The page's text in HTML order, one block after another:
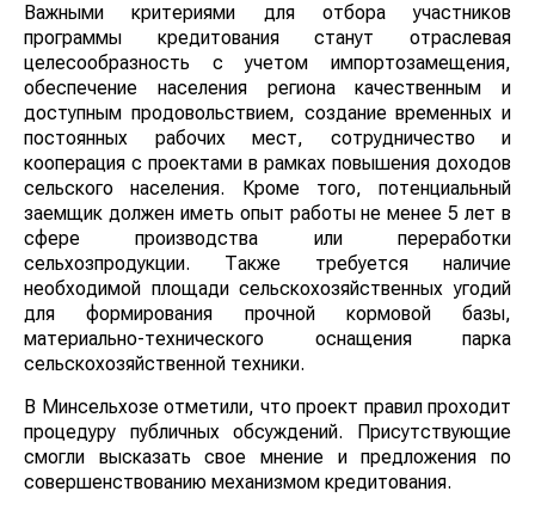
Важными критериями для отбора участников
программы кредитования станут отраслевая
целесообразность с учетом импортозамещения,
обеспечение населения региона качественным и
доступным продовольствием, создание временных и
постоянных рабочих мест, сотрудничество и
кооперация с проектами в рамках повышения доходов
сельского населения. Кроме того, потенциальный
заемщик должен иметь опыт работы не менее 5 лет в
сфере производства или переработки
сельхозпродукции. Также требуется наличие
необходимой площади сельскохозяйственных угодий
для формирования прочной кормовой базы,
материально-технического оснащения парка
сельскохозяйственной техники.
В Минсельхозе отметили, что проект правил проходит
процедуру публичных обсуждений. Присутствующие
смогли высказать свое мнение и предложения по
совершенствованию механизмом кредитования.